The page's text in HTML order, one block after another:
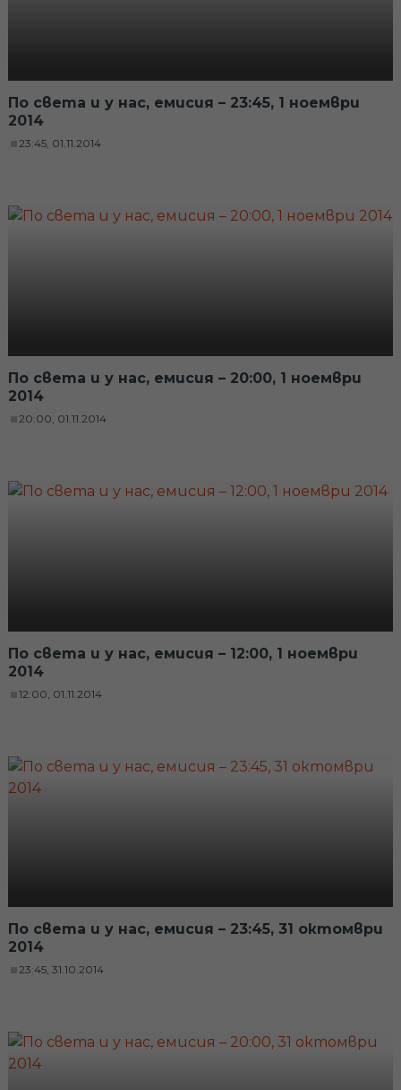
По света и у нас, емисия – 23:45, 1 ноември
2014
23:45, 01.11.2014
По света и у нас, емисия – 20:00, 1 ноември
2014
20:00, 01.11.2014
По света и у нас, емисия – 12:00, 1 ноември
2014
12:00, 01.11.2014
По света и у нас, емисия – 23:45, 31 октомври
2014
23:45, 31.10.2014